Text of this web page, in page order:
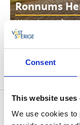
Consent
This website uses
We use cookies to
Ronnums
Weiterlesen